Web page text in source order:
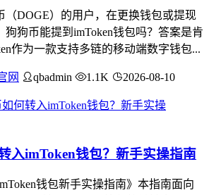
（DOGE）的用户，在更换钱包或提现
狗狗币能提到imToken钱包吗？答案是肯
作为一款支持多链的移动端数字钱包...
网 qbadmin 1.1K 2026-08-10
入imToken钱包？新手实操指南
钱包新手实操指南》本指南面向